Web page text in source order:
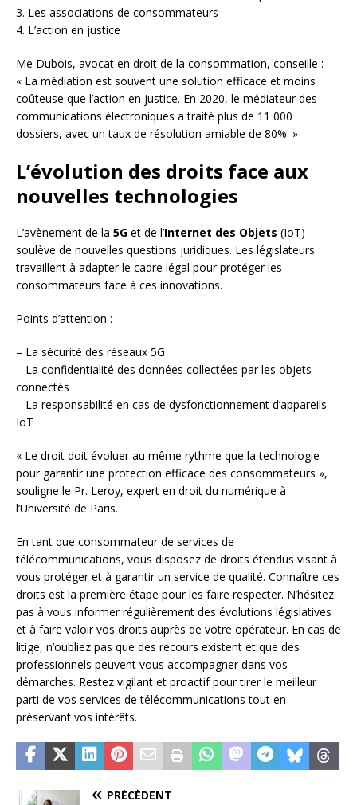
3. Les associations de consommateurs
4. L’action en justice
Me Dubois, avocat en droit de la consommation, conseille :
« La médiation est souvent une solution efficace et moins
coûteuse que l’action en justice. En 2020, le médiateur des
communications électroniques a traité plus de 11 000
dossiers, avec un taux de résolution amiable de 80%. »
L’évolution des droits face aux
nouvelles technologies
L’avènement de la 5G et de l’Internet des Objets (IoT)
soulève de nouvelles questions juridiques. Les législateurs
travaillent à adapter le cadre légal pour protéger les
consommateurs face à ces innovations.
Points d’attention :
– La sécurité des réseaux 5G
– La confidentialité des données collectées par les objets
connectés
– La responsabilité en cas de dysfonctionnement d’appareils
IoT
« Le droit doit évoluer au même rythme que la technologie
pour garantir une protection efficace des consommateurs »,
souligne le Pr. Leroy, expert en droit du numérique à
l’Université de Paris.
En tant que consommateur de services de
télécommunications, vous disposez de droits étendus visant à
vous protéger et à garantir un service de qualité. Connaître ces
droits est la première étape pour les faire respecter. N’hésitez
pas à vous informer régulièrement des évolutions législatives
et à faire valoir vos droits auprès de votre opérateur. En cas de
litige, n’oubliez pas que des recours existent et que des
professionnels peuvent vous accompagner dans vos
démarches. Restez vigilant et proactif pour tirer le meilleur
parti de vos services de télécommunications tout en
préservant vos intérêts.
PRÉCÉDENT